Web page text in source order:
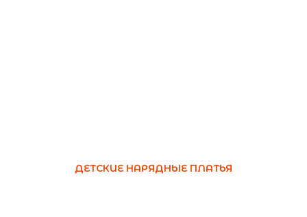
ДЕТСКИЕ НАРЯДНЫЕ ПЛАТЬЯ